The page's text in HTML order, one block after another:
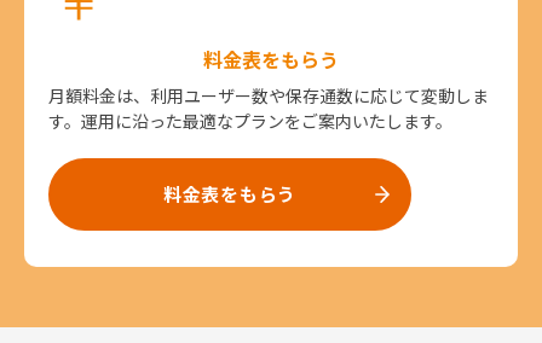
料金表をもらう
月額料金は、利用ユーザー数や保存通数に応じて変動しま
す。運用に沿った最適なプランをご案内いたします。
料金表をもらう